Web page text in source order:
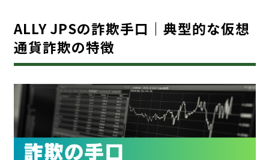
ALLY JPSの詐欺手口｜典型的な仮想
通貨詐欺の特徴